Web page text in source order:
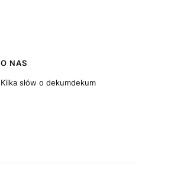
O NAS
Kilka słów o dekumdekum